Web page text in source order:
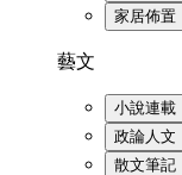
家居佈置
藝文
小說連載
政論人文
散文筆記